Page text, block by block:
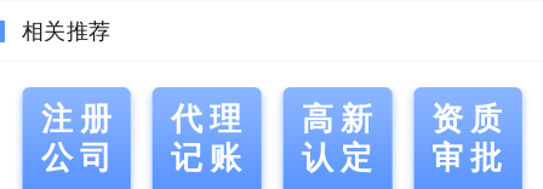
相关推荐
注册
公司
代理
记账
高新
认定
资质
审批